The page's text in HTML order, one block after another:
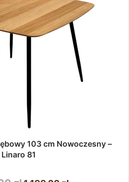
103 cm Nowoczesny –
Linaro 81